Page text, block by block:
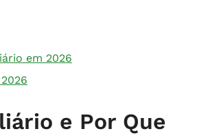
em 2026
e Por Que